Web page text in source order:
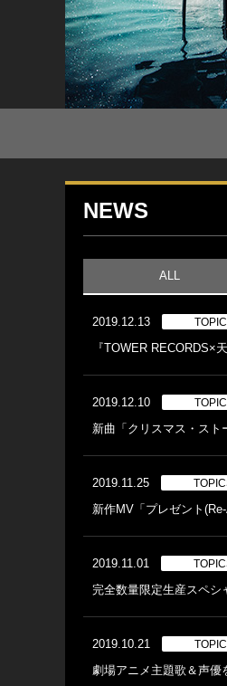
NEWS
ALL
2019.12.13
『TOWER RECORDS×
2019.12.10
新曲「クリスマス・スト
2019.11.25
新作MV「プレゼント
2019.11.01
完全数量限定生産スペ
2019.10.21
劇場アニメ主題歌＆声優